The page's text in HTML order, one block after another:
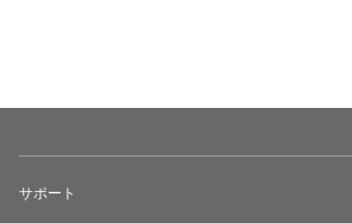
サポート